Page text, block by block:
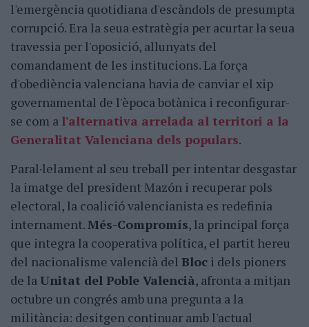
l'emergència quotidiana d'escàndols de presumpta
corrupció. Era la seua estratègia per acurtar la seua
travessia per l'oposició, allunyats del
comandament de les institucions. La força
d'obediència valenciana havia de canviar el xip
governamental de l'època botànica i reconfigurar-
se com a l'alternativa arrelada al territori a la
Generalitat Valenciana dels populars.
Paral·lelament al seu treball per intentar desgastar
la imatge del president Mazón i recuperar pols
electoral, la coalició valencianista es redefinia
internament.Més-Compromís, la principal força
que integra la cooperativa política, el partit hereu
del nacionalisme valencià del Bloc i dels pioners
de laUnitat del Poble Valencià, afronta a mitjan
octubre un congrés amb una pregunta a la
militància: desitgen continuar amb l'actual